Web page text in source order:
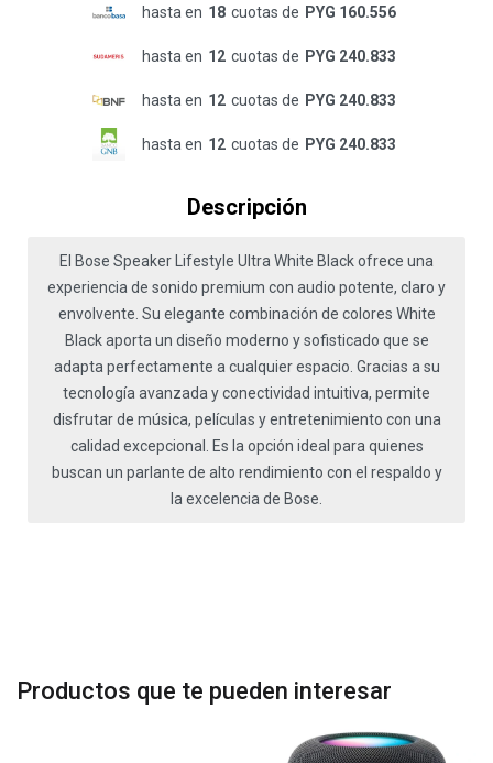
hasta en 18 cuotas de PYG 160.556
hasta en 12 cuotas de PYG 240.833
hasta en 12 cuotas de PYG 240.833
hasta en 12 cuotas de PYG 240.833
Descripción
El Bose Speaker Lifestyle Ultra White Black ofrece una
experiencia de sonido premium con audio potente, claro y
envolvente. Su elegante combinación de colores White
Black aporta un diseño moderno y sofisticado que se
adapta perfectamente a cualquier espacio. Gracias a su
tecnología avanzada y conectividad intuitiva, permite
disfrutar de música, películas y entretenimiento con una
calidad excepcional. Es la opción ideal para quienes
buscan un parlante de alto rendimiento con el respaldo y
la excelencia de Bose.
Productos que te pueden interesar